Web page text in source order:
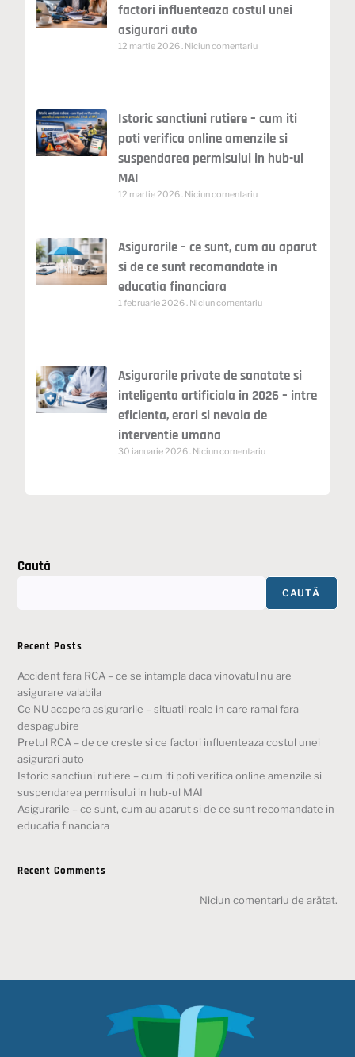
factori influenteaza costul unei
asigurari auto
12 martie 2026 Niciun comentariu
Istoric sanctiuni rutiere – cum iti
poti verifica online amenzile si
suspendarea permisului in hub-ul
MAI
12 martie 2026 Niciun comentariu
Asigurarile – ce sunt, cum au aparut
si de ce sunt recomandate in
educatia financiara
1 februarie 2026 Niciun comentariu
Asigurarile private de sanatate si
inteligenta artificiala in 2026 – intre
eficienta, erori si nevoia de
interventie umana
30 ianuarie 2026 Niciun comentariu
Caută
CAUTĂ
Recent Posts
Accident fara RCA – ce se intampla daca vinovatul nu are
asigurare valabila
Ce NU acopera asigurarile – situatii reale in care ramai fara
despagubire
Pretul RCA – de ce creste si ce factori influenteaza costul unei
asigurari auto
Istoric sanctiuni rutiere – cum iti poti verifica online amenzile si
suspendarea permisului in hub-ul MAI
Asigurarile – ce sunt, cum au aparut si de ce sunt recomandate in
educatia financiara
Recent Comments
Niciun comentariu de arătat.